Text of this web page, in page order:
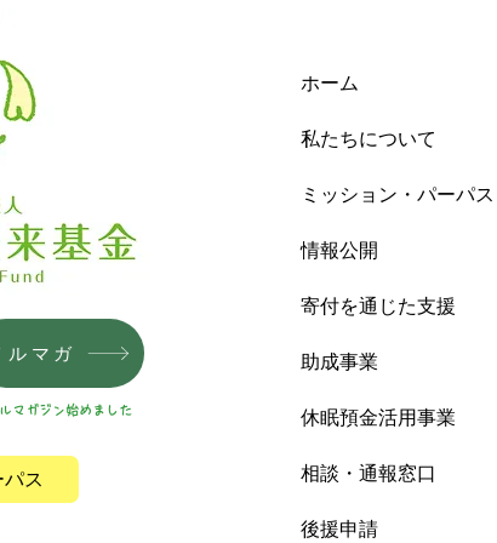
ルマガ
マガジン始めました
ス
ホーム
私たちについて
ミッション・パーパス
情報公開
寄付を通じた支援
助成事業
休眠預金活用事業
相談・通報窓口
後援申請